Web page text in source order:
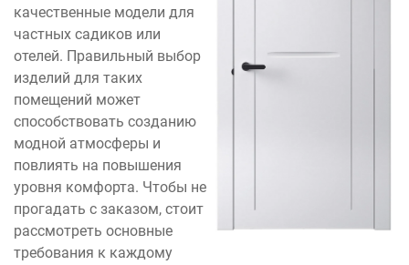
качественные модели для
частных садиков или
отелей. Правильный выбор
изделий для таких
помещений может
способствовать созданию
модной атмосферы и
повлиять на повышения
уровня комфорта. Чтобы не
прогадать с заказом, стоит
рассмотреть основные
требования к каждому